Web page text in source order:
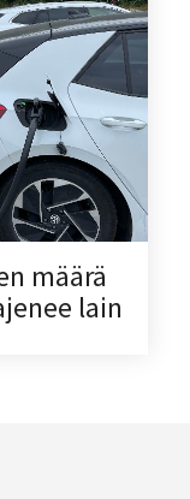
määrä
lain